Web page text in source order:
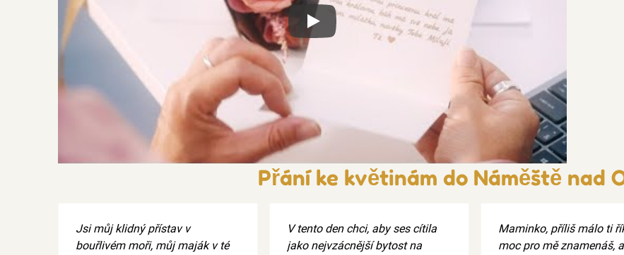
Xxx
Přání ke květinám do Náměště nad
Jsi můj klidný přístav v
bouřlivém moři, můj maják v té
V tento den chci, aby ses cítila
jako nejvzácnější bytost na
Maminko, příliš málo ti
moc pro mě znamenáš,